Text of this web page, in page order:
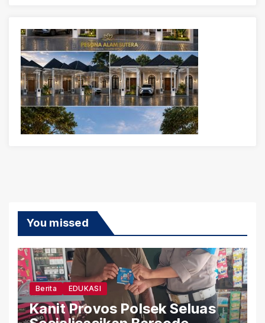
You missed
Berita EDUKASI
Kanit Provos Polsek Seluas